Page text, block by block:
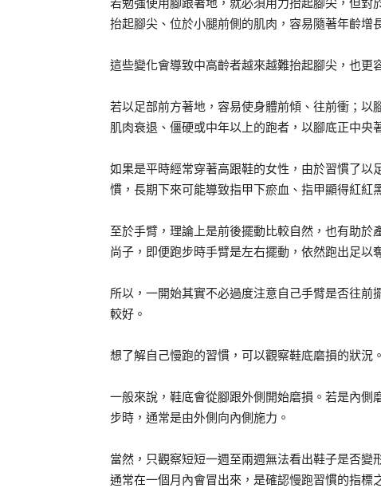
若勉強使用腳跟著地，就必須用力抬起腳尖，但
抬起腳尖、位於小腿前側的肌肉，容易隨著年齡增
這些變化會導致中高齡者越來越難抬起腳尖，也更
若以足部前方著地，容易使身體前傾、往前衝；
肌肉衰退、僵硬或中年以上的跑者，以腳底正中央
如果是平時經常穿著高跟鞋的女性，由於習慣了
慣，長期下來可能導致指甲下瘀血、指甲顯得紅紅
至於手臂，理論上是前後擺動比較自然，也有助
尚子，即便跑步時手臂是左右擺動，依然跑出足以
所以，一開始其實不必過度注意自己手臂是否往
較好。
想了解自己慢跑的習慣，可以觀察鞋底磨損的狀況。
一般來說，鞋底會從腳跟外側開始磨損。若是內
步時，通常是由外側向內側施力。
當然，只觀察短短一週至兩週無法看出鞋子是否
通常在一個月內會冒出來，是確認慢跑習慣的指標